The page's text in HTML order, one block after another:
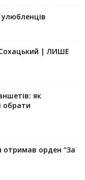
| ЛИШЕ
як
обрати
отримав орден “За